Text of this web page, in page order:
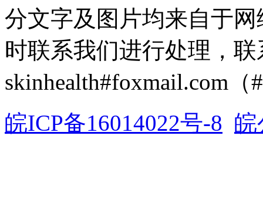
分文字及图片均来自于
时联系我们进行处理，
skinhealth#foxmail.com（
皖ICP备16014022号-8 皖